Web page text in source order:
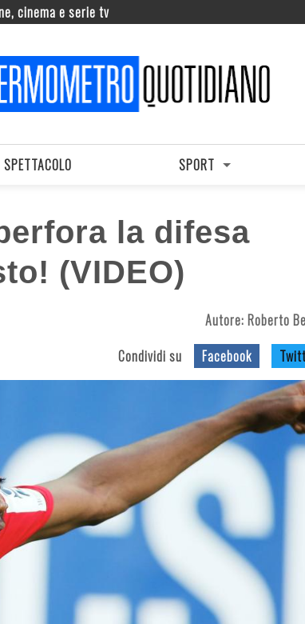
cinema e serie tv
SPETTACOLO SPORT
la difesa
(VIDEO)
Autore: Roberto
Condividi su
Facebook